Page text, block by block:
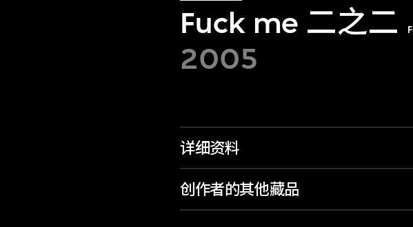
Fuck me 二之二
2005
详细资料
创作者的其他藏品